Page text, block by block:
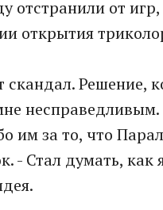
отстранили от игр,
открытия
скандал. Решение,
им за то, что
- Стал думать, как